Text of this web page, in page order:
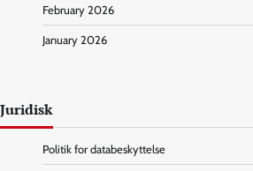
February 2026
January 2026
Juridisk
Politik for databeskyttelse